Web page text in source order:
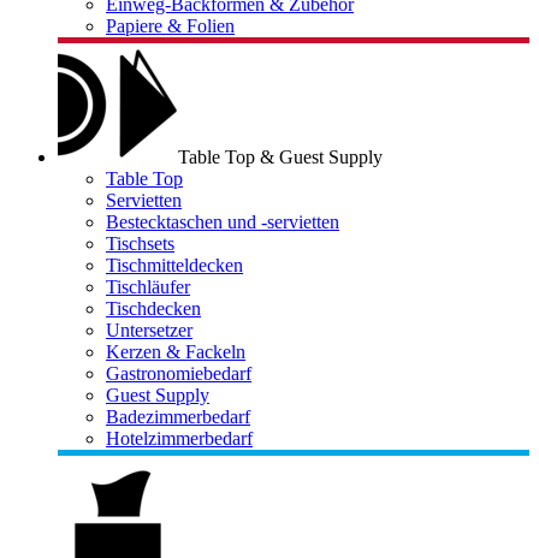
Einweg-Backformen & Zubehör
Papiere & Folien
Table Top & Guest Supply
Table Top
Servietten
Bestecktaschen und -servietten
Tischsets
Tischmitteldecken
Tischläufer
Tischdecken
Untersetzer
Kerzen & Fackeln
Gastronomiebedarf
Guest Supply
Badezimmerbedarf
Hotelzimmerbedarf